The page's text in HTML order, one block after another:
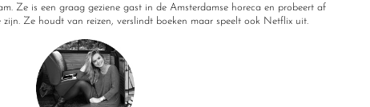
Ze is een graag geziene gast in de Amsterdamse horeca en probeert af
zijn. Ze houdt van reizen, verslindt boeken maar speelt ook Netflix uit.